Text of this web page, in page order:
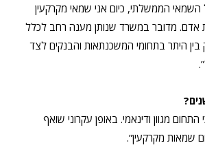
השמאי הממשלתי, כיום אני שמאי מקרקעין
מדובר במשרד שנותן מענה רחב לכלל
בין היתר בתחומי המשכנתאות והבנקים לצד
מגוון ודינאמי. באופן עקרוני שואף
שמאות מקרקעין”.